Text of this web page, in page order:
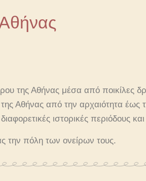
της Αθήνας μέσα από ποικίλες
Αθήνας από την αρχαιότητα
ιστορικές περιόδους
την πόλη των ονείρων τους.